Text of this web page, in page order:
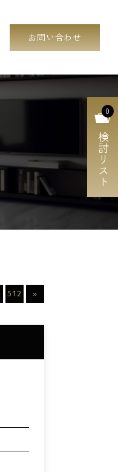
お問い合わせ
0
検討リスト
512 »